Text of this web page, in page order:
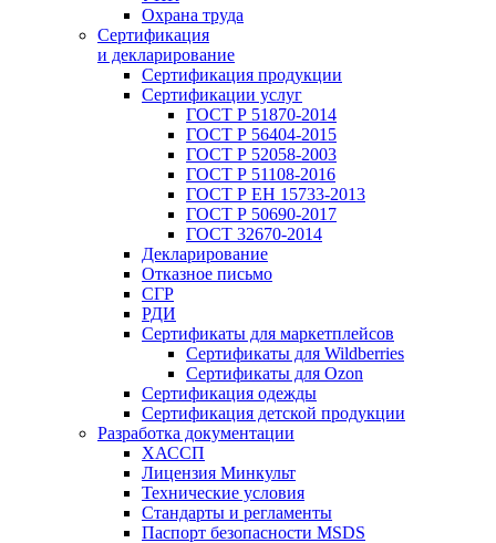
Охрана труда
Сертификация
и декларирование
Сертификация продукции
Сертификации услуг
ГОСТ Р 51870-2014
ГОСТ Р 56404-2015
ГОСТ Р 52058-2003
ГОСТ Р 51108-2016
ГОСТ Р ЕН 15733-2013
ГОСТ Р 50690-2017
ГОСТ 32670-2014
Декларирование
Отказное письмо
СГР
РДИ
Сертификаты для маркетплейсов
Сертификаты для Wildberries
Сертификаты для Ozon
Сертификация одежды
Сертификация детской продукции
Разработка документации
ХАССП
Лицензия Минкульт
Технические условия
Стандарты и регламенты
Паспорт безопасности MSDS